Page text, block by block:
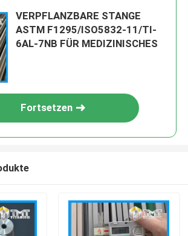
VERPFLANZBARE STANGE
ASTM F1295/ISO5832-11/TI-
6AL-7NB FÜR MEDIZINISCHES
Fortsetzen